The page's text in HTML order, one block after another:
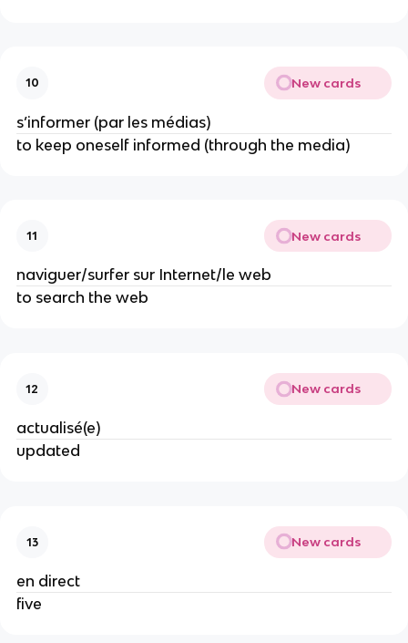
10 New cards
s’informer (par les médias)
to keep oneself informed (through the media)
11 New cards
naviguer/surfer sur Internet/le web
to search the web
12 New cards
actualisé(e)
updated
13 New cards
en direct
five